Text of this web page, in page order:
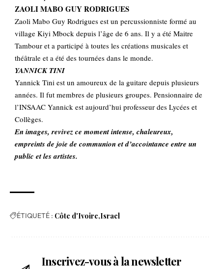
ZAOLI MABO GUY RODRIGUES
Zaoli Mabo Guy Rodrigues est un percussionniste formé au
village Kiyi Mbock depuis l’âge de 6 ans. Il y a été Maitre
Tambour et a participé à toutes les créations musicales et
théâtrale et a été des tournées dans le monde.
YANNICK TINI
Yannick Tini est un amoureux de la guitare depuis plusieurs
années. Il fut membres de plusieurs groupes. Pensionnaire de
l’INSAAC Yannick est aujourd’hui professeur des Lycées et
Collèges.
En images, revivez ce moment intense, chaleureux,
empreints de joie de communion et d’accointance entre un
public et les artistes.
ÉTIQUETÉ : Côte d'Ivoire Israel
Inscrivez-vous à la newsletter